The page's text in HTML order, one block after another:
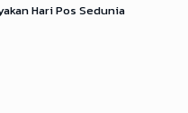
Hari Pos Sedunia